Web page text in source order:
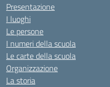
Presentazione
I luoghi
Le persone
I numeri della scuola
Le carte della scuola
Organizzazione
La storia